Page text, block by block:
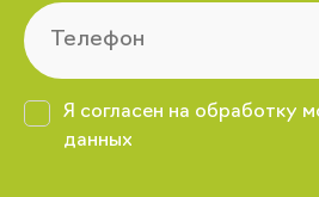
Я согласен на обработку
данных